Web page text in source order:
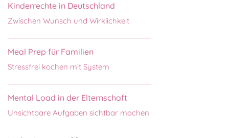
Kinderrechte in Deutschland
Zwischen Wunsch und Wirklichkeit
Meal Prep für Familien
Stressfrei kochen mit System
Mental Load in der Elternschaft
Unsichtbare Aufgaben sichtbar machen